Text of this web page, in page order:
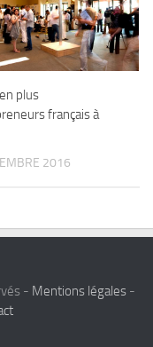
plus
français à
2016
- Mentions légales -